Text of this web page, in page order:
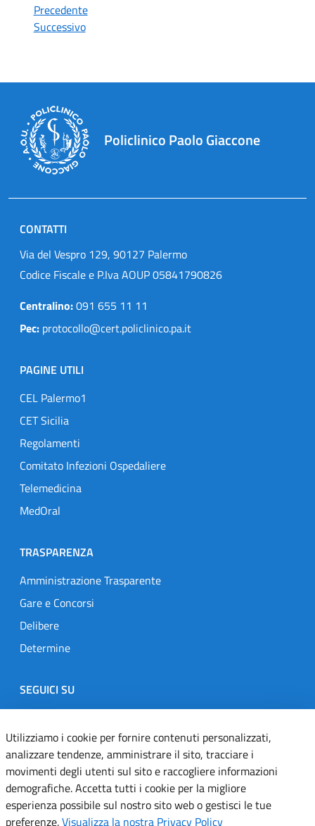
Precedente
Successivo
Policlinico Paolo Giaccone
CONTATTI
Via del Vespro 129, 90127 Palermo
Codice Fiscale e P.Iva AOUP 05841790826
Centralino:091 655 11 11
Pec: protocollo@cert.policlinico.pa.it
PAGINE UTILI
CEL Palermo1
CET Sicilia
Regolamenti
Comitato Infezioni Ospedaliere
Telemedicina
MedOral
TRASPARENZA
Amministrazione Trasparente
Gare e Concorsi
Delibere
Determine
SEGUICI SU
Designers Italia
TwitterInstagramYoutubeLinkedin
Dichiarazione di accessibilità
Informativa cookie
Utilizziamo i cookie per fornire contenuti personalizzati,
analizzare tendenze, amministrare il sito, tracciare i
movimenti degli utenti sul sito e raccogliere informazioni
demografiche. Accetta tutti i cookie per la migliore
esperienza possibile sul nostro sito web o gestisci le tue
preferenze.Visualizza la nostra Privacy Policy